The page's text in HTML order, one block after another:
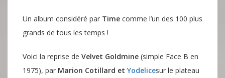
Un album considéré par Time comme l’un des 100 plus
grands de tous les temps !
Voici la reprise de Velvet Goldmine (simple Face B en
1975), par Marion Cotillard et Yodelicesur le plateau